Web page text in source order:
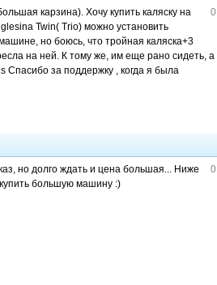
0
карзина). Хочу купить каляску на
Twin( Trio) можно установить
но боюсь, что тройная каляска+3
на ней. К тому же, им еще рано сидеть, а
Спасибо за поддержку , когда я была
0
но долго ждать и цена большая... Ниже
большую машину :)